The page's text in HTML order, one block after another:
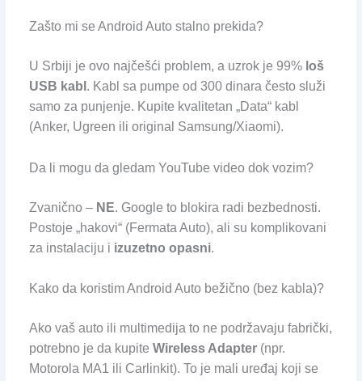
Zašto mi se Android Auto stalno prekida?
U Srbiji je ovo najčešći problem, a uzrok je 99% loš
USB kabl . Kabl sa pumpe od 300 dinara često služi
samo za punjenje. Kupite kvalitetan „Data“ kabl
(Anker, Ugreen ili original Samsung/Xiaomi).
Da li mogu da gledam YouTube video dok vozim?
Zvanično – NE. Google to blokira radi bezbednosti.
Postoje „hakovi“ (Fermata Auto), ali su komplikovani
za instalaciju i izuzetno opasni.
Kako da koristim Android Auto bežično (bez kabla)?
Ako vaš auto ili multimedija to ne podržavaju fabrički,
potrebno je da kupite Wireless Adapter(npr.
Motorola MA1 ili Carlinkit). To je mali uređaj koji se